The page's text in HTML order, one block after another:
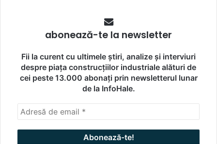
abonează-te la newsletter
Fii la curent cu ultimele știri, analize și interviuri
despre piața construcțiilor industriale alături de
cei peste 13.000 abonați prin newsletterul lunar
de la InfoHale.